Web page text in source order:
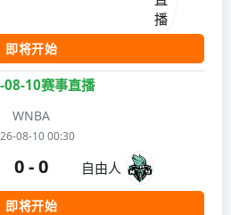
即将开始
10赛事直播
WNBA
08-10 00:30
0 - 0 自由人
即将开始